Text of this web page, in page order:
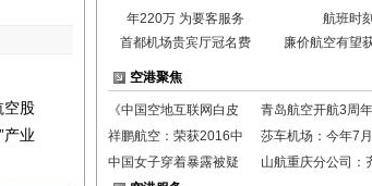
股
产业
首都机场贵宾厅冠名费 廉价航空有望
空港聚焦
《中国空地互联网白皮
青岛航空开航3周年
祥鹏航空：荣获2016中
莎车机场：今年7
中国女子穿着暴露被疑
山航重庆分公司：